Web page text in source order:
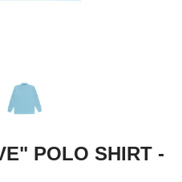
POLO SHIRT -